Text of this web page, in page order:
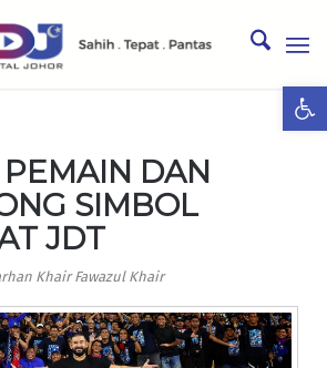
DAN
SIMBOL
JDT
Khair Fawazul Khair